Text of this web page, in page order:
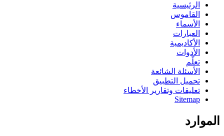
الرئيسية
القاموس
الأسماء
العبارات
الأكاديمية
الأدوات
تعلّم
الأسئلة الشائعة
تحميل التطبيق
تعليقات وتقارير الأخطاء
Sitemap
الموارد